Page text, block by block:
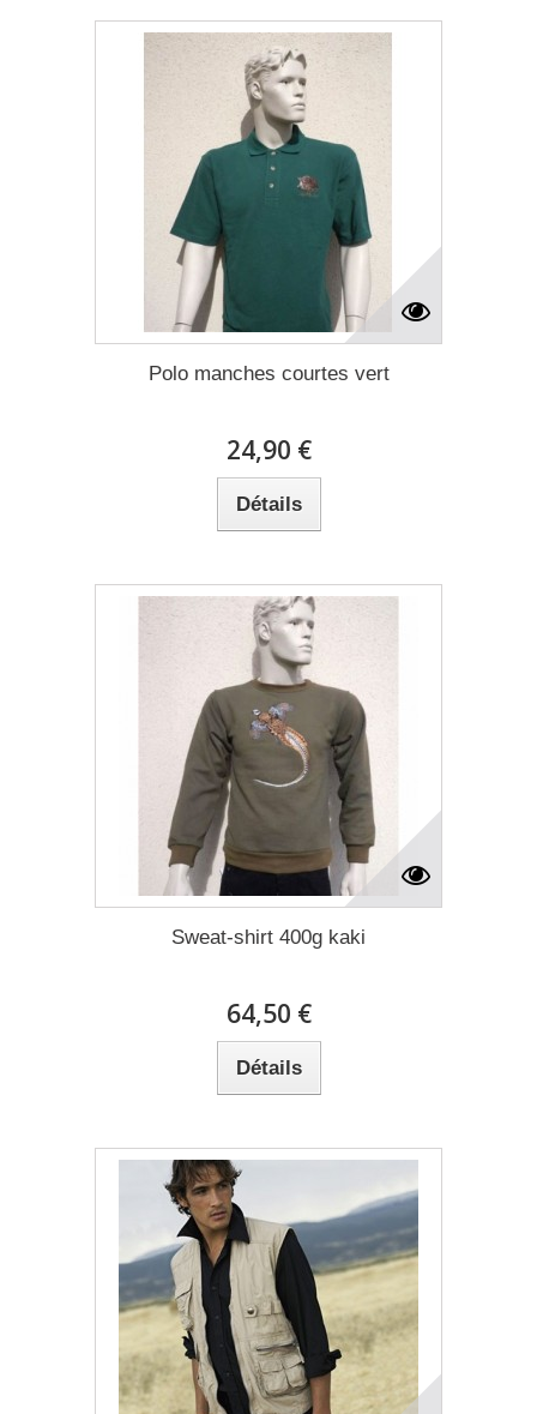
Polo manches courtes vert
24,90 €
Détails
Sweat-shirt 400g kaki
64,50 €
Détails